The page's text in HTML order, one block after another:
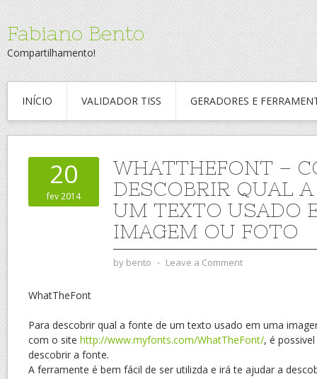
Fabiano Bento
Compartilhamento!
INÍCIO VALIDADOR TISS GERADORES E
20
fev 2014
WHATTHEFONT –
DESCOBRIR QUAL
UM TEXTO USADO
IMAGEM OU FOTO
by bento ⋅ Leave a Comment
WhatTheFont
Para descobrir qual a fonte de um texto usado em uma
com o site http://www.myfonts.com/WhatTheFont/, é
descobrir a fonte.
A ferramente é bem fácil de ser utilizda e irá te ajudar a